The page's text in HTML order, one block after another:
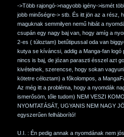
->Több rajongó->nagyobb igény->ismét
jobb minőségre-> stb. És itt jön az a rész,
maguknak semmilyen nemű hibát a
csupán egy nagy baj van, hogy amíg a
2-es ( túloztam) betűtipussal oda van
kutya se kíváncsi, addig a Manga-fan logó
nincs is baj, de józan paraszti ésszel azt
kivételnek, szerencse, hogy sokan
kötetre céloztam) a főkolompos, a
Az még itt a probléma, hogy a nyomdák
ismerősöm, tőle tudom) NEM VESZI
NYOMTATÁSÁT, UGYANIS NEM NAGY
egyszerűen felháborító!
U.I. : Én pedig annak a nyomdának nem